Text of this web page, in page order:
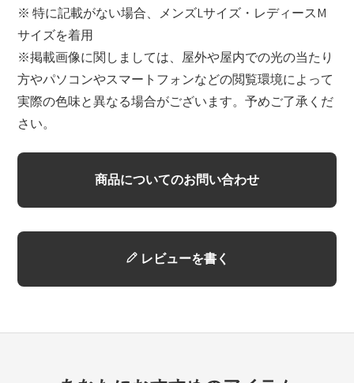
※ 特に記載がない場合、メンズLサイズ・レディースM
サイズを着用
※掲載画像に関しましては、屋外や屋内での光の当たり
方やパソコンやスマートフォンなどの閲覧環境によって
実際の色味と異なる場合がございます。予めご了承くだ
さい。
商品についてのお問い合わせ
レビューを書く